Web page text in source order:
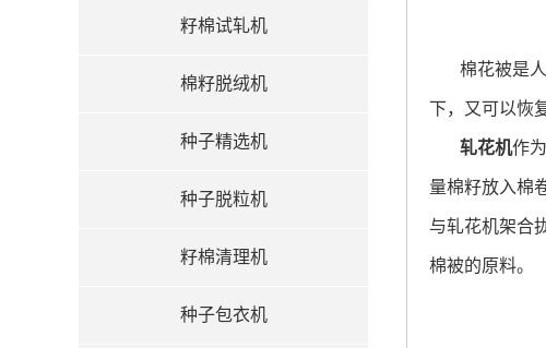
籽棉试轧机
棉籽脱绒机
种子精选机
种子脱粒机
籽棉清理机
种子包衣机
棉花被是
下，又可以恢
轧花机作
量棉籽放入棉
与轧花机架合
棉被的原料。